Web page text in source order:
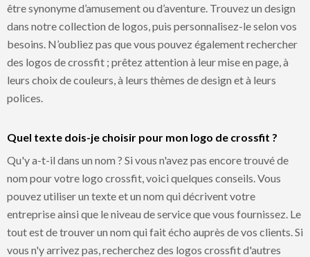
être synonyme d’amusement ou d’aventure. Trouvez un design
dans notre collection de logos, puis personnalisez-le selon vos
besoins. N’oubliez pas que vous pouvez également rechercher
des logos de crossfit ; prêtez attention à leur mise en page, à
leurs choix de couleurs, à leurs thèmes de design et à leurs
polices.
Quel texte dois-je choisir pour mon logo de crossfit ?
Qu'y a-t-il dans un nom ? Si vous n'avez pas encore trouvé de
nom pour votre logo crossfit, voici quelques conseils. Vous
pouvez utiliser un texte et un nom qui décrivent votre
entreprise ainsi que le niveau de service que vous fournissez. Le
tout est de trouver un nom qui fait écho auprès de vos clients. Si
vous n'y arrivez pas, recherchez des logos crossfit d'autres